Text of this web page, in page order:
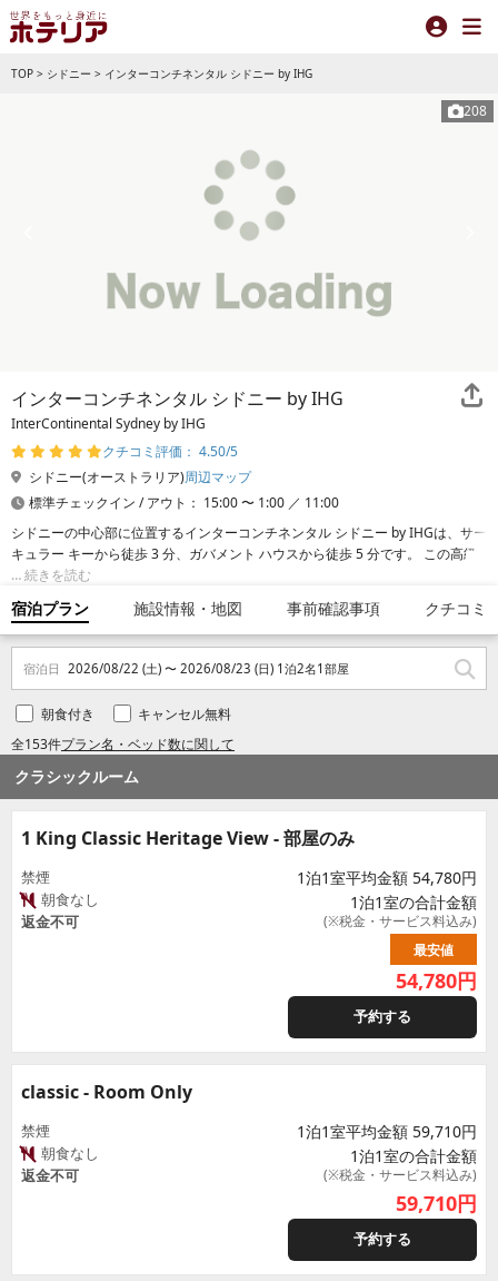
TOP > シドニー > インターコンチネンタル シドニー by IHG
208
インターコンチネンタル シドニー by IHG
InterContinental Sydney by IHG
クチコミ評価： 4.50/5
シドニー(オーストラリア)周辺マップ
標準チェックイン / アウト： 15:00 〜 1:00 ／ 11:00
シドニーの中心部に位置するインターコンチネンタル シドニー by IHGは、サー
キュラー キーから徒歩 3 分、ガバメント ハウスから徒歩 5 分です。 この高級
ホテルは、シドニー オペラハウスまで 0.6 km、シドニータワーアイまで 1.1
km の場所にあります。
続きを読む
宿泊プラン 施設情報・地図 事前確認事項 クチコミ
宿泊日 2026/08/22 (土) 〜 2026/08/23 (日) 1泊2名1部屋
全153件プラン名・ベッド数に関して
朝食付き キャンセル無料
クラシックルーム
1 King Classic Heritage View - 部屋のみ
禁煙
朝食なし
返金不可
1泊1室平均金額 54,780円
1泊1室の合計金額
(※税金・サービス料込み)
最安値
54,780円
予約する
classic - Room Only
禁煙
朝食なし
返金不可
1泊1室平均金額 59,710円
1泊1室の合計金額
(※税金・サービス料込み)
59,710円
予約する